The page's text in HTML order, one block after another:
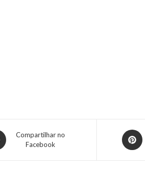
Compartilhar no
Facebook